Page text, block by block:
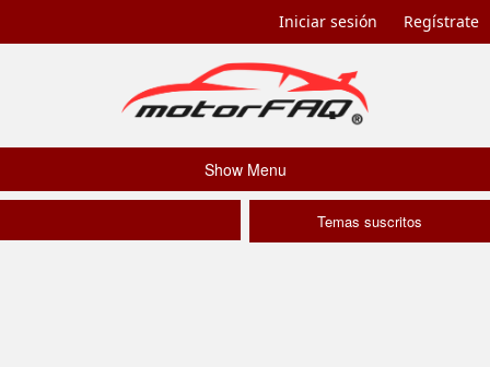
Iniciar sesión Regístrate
Show Menu
Temas suscritos